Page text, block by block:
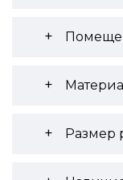
Размер